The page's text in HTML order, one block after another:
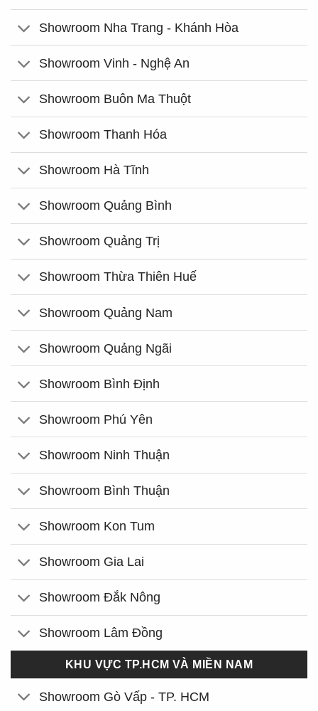
Showroom Nha Trang - Khánh Hòa
Showroom Vinh - Nghệ An
Showroom Buôn Ma Thuột
Showroom Thanh Hóa
Showroom Hà Tĩnh
Showroom Quảng Bình
Showroom Quảng Trị
Showroom Thừa Thiên Huế
Showroom Quảng Nam
Showroom Quảng Ngãi
Showroom Bình Định
Showroom Phú Yên
Showroom Ninh Thuận
Showroom Bình Thuận
Showroom Kon Tum
Showroom Gia Lai
Showroom Đắk Nông
Showroom Lâm Đồng
KHU VỰC TP.HCM VÀ MIỀN NAM
Showroom Gò Vấp - TP. HCM